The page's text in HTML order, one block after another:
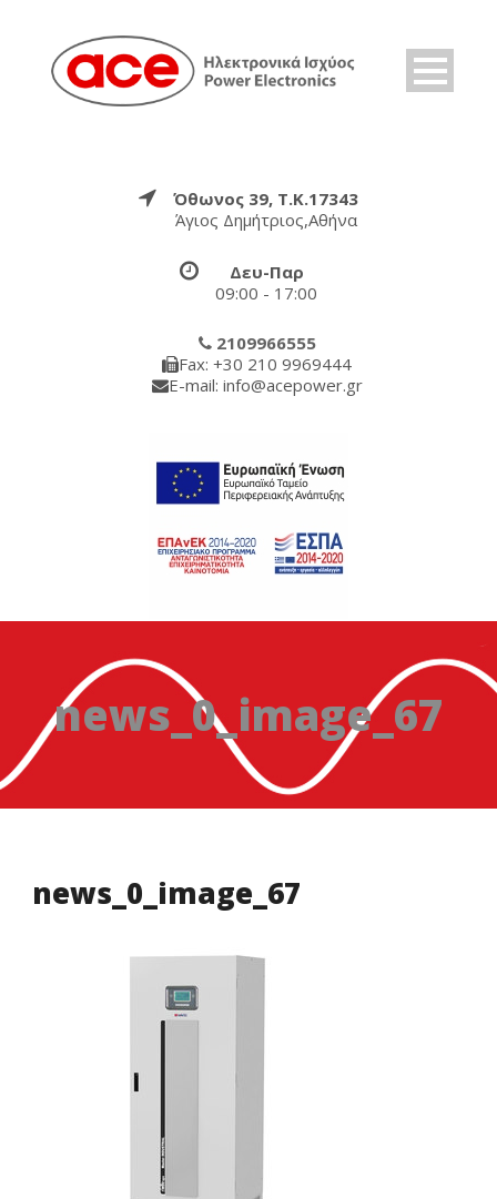
Όθωνος 39, Τ.Κ.17343
Άγιος Δημήτριος,Αθήνα
Δευ-Παρ
09:00 - 17:00
2109966555
Fax: +30 210 9969444
E-mail: info@acepower.gr
news_0_image_67
news_0_image_67